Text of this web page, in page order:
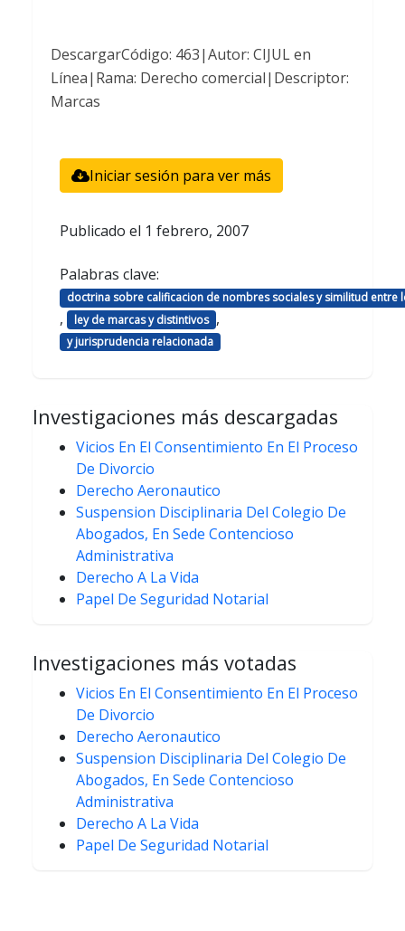
DescargarCódigo: 463|Autor: CIJUL en
Línea|Rama: Derecho comercial|Descriptor:
Marcas
Iniciar sesión para ver más
Publicado el 1 febrero, 2007
Palabras clave:
doctrina sobre calificacion de nombres sociales y similitud entre
, ley de marcas y distintivos ,
y jurisprudencia relacionada
Investigaciones más descargadas
Vicios En El Consentimiento En El Proceso
De Divorcio
Derecho Aeronautico
Suspension Disciplinaria Del Colegio De
Abogados, En Sede Contencioso
Administrativa
Derecho A La Vida
Papel De Seguridad Notarial
Investigaciones más votadas
Vicios En El Consentimiento En El Proceso
De Divorcio
Derecho Aeronautico
Suspension Disciplinaria Del Colegio De
Abogados, En Sede Contencioso
Administrativa
Derecho A La Vida
Papel De Seguridad Notarial